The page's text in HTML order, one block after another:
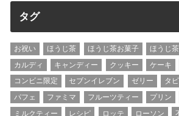
タグ
お祝い ほうじ茶 ほうじ茶お菓子 ほうじ
カルディ
キャンディー クッキー ケーキ
コンビニ限定
セブンイレブン ゼリー タ
パフェ
ファミマ フルーツティー プリン
ミルクティー
レシピ ロッテ ローソン